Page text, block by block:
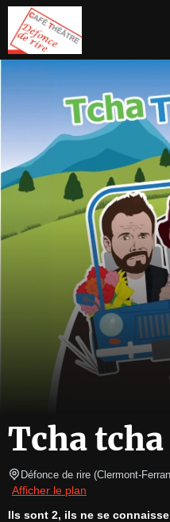
Tcha
Défonce de rire (Clermont-
Afficher le plan
Ils sont 2, ils ne se